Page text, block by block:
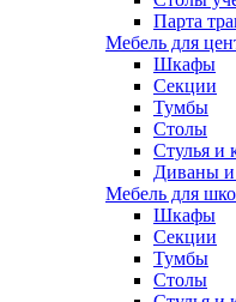
Парта
Мебель для
Шкафы
Секции
Тумбы
Столы
Стулья и
Диваны
Мебель для
Шкафы
Секции
Тумбы
Столы